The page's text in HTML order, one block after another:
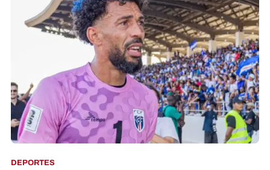
DEPORTES